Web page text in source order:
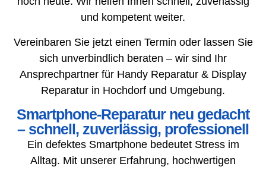
und kompetent weiter.
Vereinbaren Sie jetzt einen Termin oder lassen Sie
sich unverbindlich beraten – wir sind Ihr
Ansprechpartner für Handy Reparatur & Display
Reparatur in Hochdorf und Umgebung.
Smartphone-Reparatur neu gedacht
– schnell, zuverlässig, professionell
Ein defektes Smartphone bedeutet Stress im
Alltag. Mit unserer Erfahrung, hochwertigen